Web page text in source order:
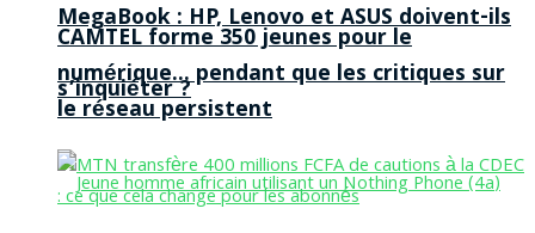
MegaBook : HP, Lenovo et ASUS doivent-ils
s’inquiéter ?
CAMTEL forme 350 jeunes pour le
numérique… pendant que les critiques sur
le réseau persistent